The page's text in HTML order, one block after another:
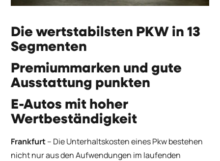
Die wertstabilsten PKW in 13
Segmenten
Premiummarken und gute
Ausstattung punkten
E-Autos mit hoher
Wertbeständigkeit
Frankfurt– Die Unterhaltskosten eines Pkw bestehen
nicht nur aus den Aufwendungen im laufenden